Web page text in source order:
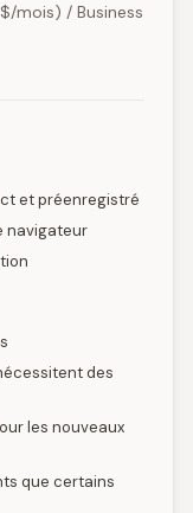
mois) / Business
et préenregistré
navigateur
des
les nouveaux
que certains